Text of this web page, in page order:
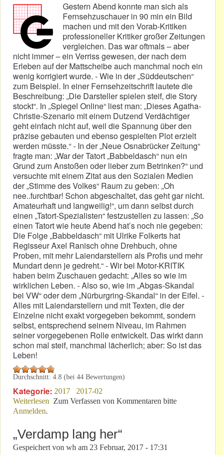
Gestern Abend konnte man sich als
Fernsehzuschauer in 90 min ein Bild
machen und mit den Vorab-Kritiken
professioneller Kritiker großer Zeitungen
vergleichen. Das war oftmals – aber
nicht immer – ein Verriss gewesen, der nach dem
Erleben auf der Mattscheibe auch manchmal noch ein
wenig korrigiert wurde. - Wie in der „Süddeutschen“
zum Beispiel. In einer Fernsehzeitschrift lautete die
Beschreibung: „Die Darsteller spielen steif, die Story
stockt“. In „Spiegel Online“ liest man: „Dieses Agatha-
Christie-Szenario mit einem Dutzend Verdächtiger
geht einfach nicht auf, weil die Spannung über den
präzise gebauten und ebenso gespielten Plot erzielt
werden müsste.“ - In der „Neue Osnabrücker Zeitung“
fragte man: „War der Tatort „Babbeldasch“ nun ein
Grund zum Anstoßen oder lieber zum Betrinken?“ und
versuchte mit einem Zitat aus den Sozialen Medien
der „Stimme des Volkes“ Raum zu geben: „Oh
nee..furchtbar! Schon abgeschaltet, das geht gar nicht.
Amateurhaft und langweilig!“, um dann selbst durch
einen „Tatort-Spezialisten“ festzustellen zu lassen: „So
einen Tatort wie heute Abend hat’s noch nie gegeben:
Die Folge „Babbeldasch“ mit Ulrike Folkerts hat
Regisseur Axel Ranisch ohne Drehbuch, ohne
Proben, mit mehr Laiendarstellern als Profis und mehr
Mundart denn je gedreht.“ - Wir bei Motor-KRITIK
haben beim Zuschauen gedacht: „Alles so wie im
wirklichen Leben. - Also so, wie im „Abgas-Skandal
bei VW“ oder dem „Nürburgring-Skandal“ in der Eifel. -
Alles mit Laiendarstellern und mit Texten, die der
Einzelne nicht exakt vorgegeben bekommt, sondern
selbst, entsprechend seinem Niveau, im Rahmen
seiner vorgegebenen Rolle entwickelt. Das wirkt dann
schon mal steif, manchmal lächerlich; aber: So ist das
Leben!
Durchschnitt: 4.8 (bei 44 Bewertungen)
Kategorie: 2017
2017-02
Weiterlesen über „Tatort“: „Babbeldasch“ ./. Nürburgring
Zum Verfassen von Kommentaren bitte
Anmelden.
„Verdamp lang her“
Gespeichert von wh am 23 Februar, 2017 - 17:31